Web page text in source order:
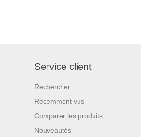
Service client
Rechercher
Récemment vus
Comparer les produits
Nouveautés